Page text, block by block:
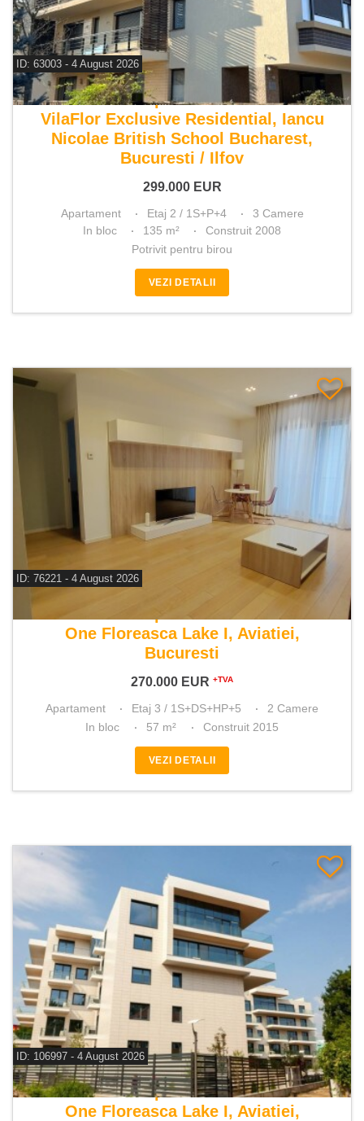
ID: 63003 - 4 August 2026
De vanzare apartament 3 camere
VilaFlor Exclusive Residential, Iancu
Nicolae British School Bucharest,
Bucuresti / Ilfov
299.000 EUR
Apartament Etaj 2 / 1S+P+4
3 Camere
In bloc
135 m²
Construit 2008
Potrivit pentru birou
VEZI DETALII
ID: 76221 - 4 August 2026
One Floreasca Lake I, Aviatiei,
Bucuresti
270.000 EUR +TVA
Apartament Etaj 3 / 1S+DS+HP+5
2 Camere
In bloc
57 m² Construit 2015
VEZI DETALII
ID: 106997 - 4 August 2026
De vanzare apartament 4 camere
One Floreasca Lake I, Aviatiei,